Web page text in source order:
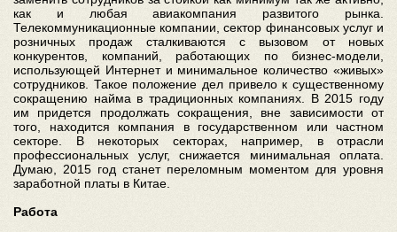
как и любая авиакомпания развитого рынка.
Телекоммуникационные компании, сектор финансовых услуг и
розничных продаж сталкиваются с вызовом от новых
конкурентов, компаний, работающих по бизнес-модели,
использующей Интернет и минимальное количество «живых»
сотрудников. Такое положение дел привело к существенному
сокращению найма в традиционных компаниях. В 2015 году
им придется продолжать сокращения, вне зависимости от
того, находится компания в государственном или частном
секторе. В некоторых секторах, например, в отрасли
профессиональных услуг, снижается минимальная оплата.
Думаю, 2015 год станет переломным моментом для уровня
заработной платы в Китае.
Работа